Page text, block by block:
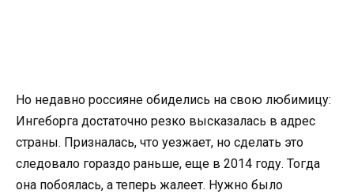
Но недавно россияне обиделись на свою любимицу:
Ингеборга достаточно резко высказалась в адрес
страны. Призналась, что уезжает, но сделать это
следовало гораздо раньше, еще в 2014 году. Тогда
она побоялась, а теперь жалеет. Нужно было